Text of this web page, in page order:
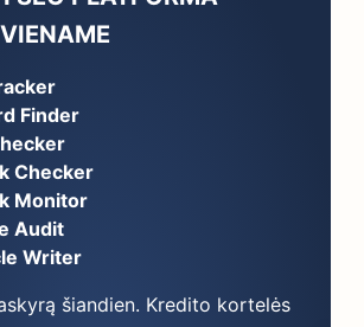
Finder
Checker
Monitor
Audit
Writer
šiandien. Kredito kortelės